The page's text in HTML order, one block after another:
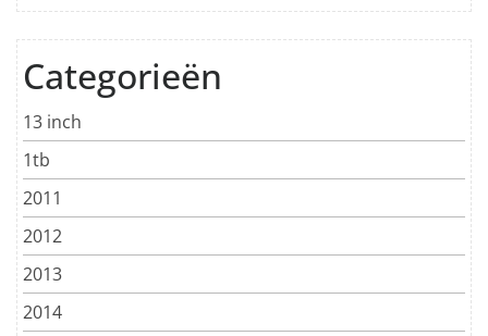
Categorieën
13 inch
1tb
2011
2012
2013
2014